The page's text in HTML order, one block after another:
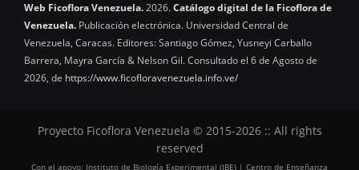
Web Ficoflora Venezuela.2026.Catálogo digital de la Ficoflora de
Venezuela. Publicación electrónica. Universidad Central de
Venezuela, Caracas. Editores: Santiago Gómez, Yusneyi Carballo
Barrera, Mayra García & Nelson Gil. Consultado el 6 de Agosto de
2026, de https://www.ficofloravenezuela.info.ve/
Proyecto Ficoflora Venezuela © 2015-2026 :: All rights
reserved
Con el apoyo: Instituto de Biología Experimental (IBE) | Centro de Enseñanza